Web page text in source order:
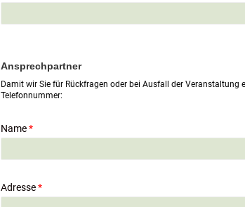
Ansprechpartner
Damit wir Sie für Rückfragen oder bei Ausfall der Veranstaltung
Telefonnummer:
Name*
Adresse*